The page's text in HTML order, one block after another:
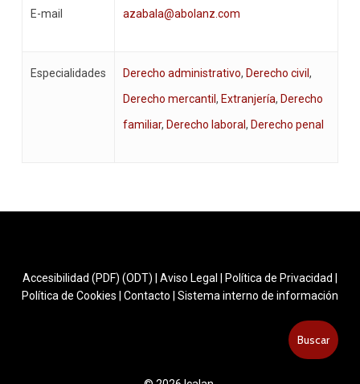
E-mail azabala@abolanz.com
Especialidades Derecho administrativo, Derecho civil ,
Derecho mercantil , Extranjería, Derecho
familiar, Derecho laboral , Derecho penal
Accesibilidad (PDF) (ODT) Aviso Legal Política de Privacidad
Política de Cookies
Contacto Sistema interno de información
Buscar